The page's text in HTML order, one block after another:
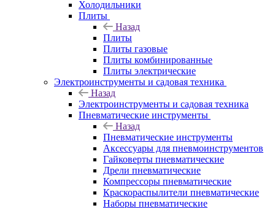
Холодильники
Плиты
Назад
Плиты
Плиты газовые
Плиты комбинированные
Плиты электрические
Электроинструменты и садовая техника
Назад
Электроинструменты и садовая техника
Пневматические инструменты
Назад
Пневматические инструменты
Аксессуары для пневмоинструментов
Гайковерты пневматические
Дрели пневматические
Компрессоры пневматические
Краскораспылители пневматические
Наборы пневматические